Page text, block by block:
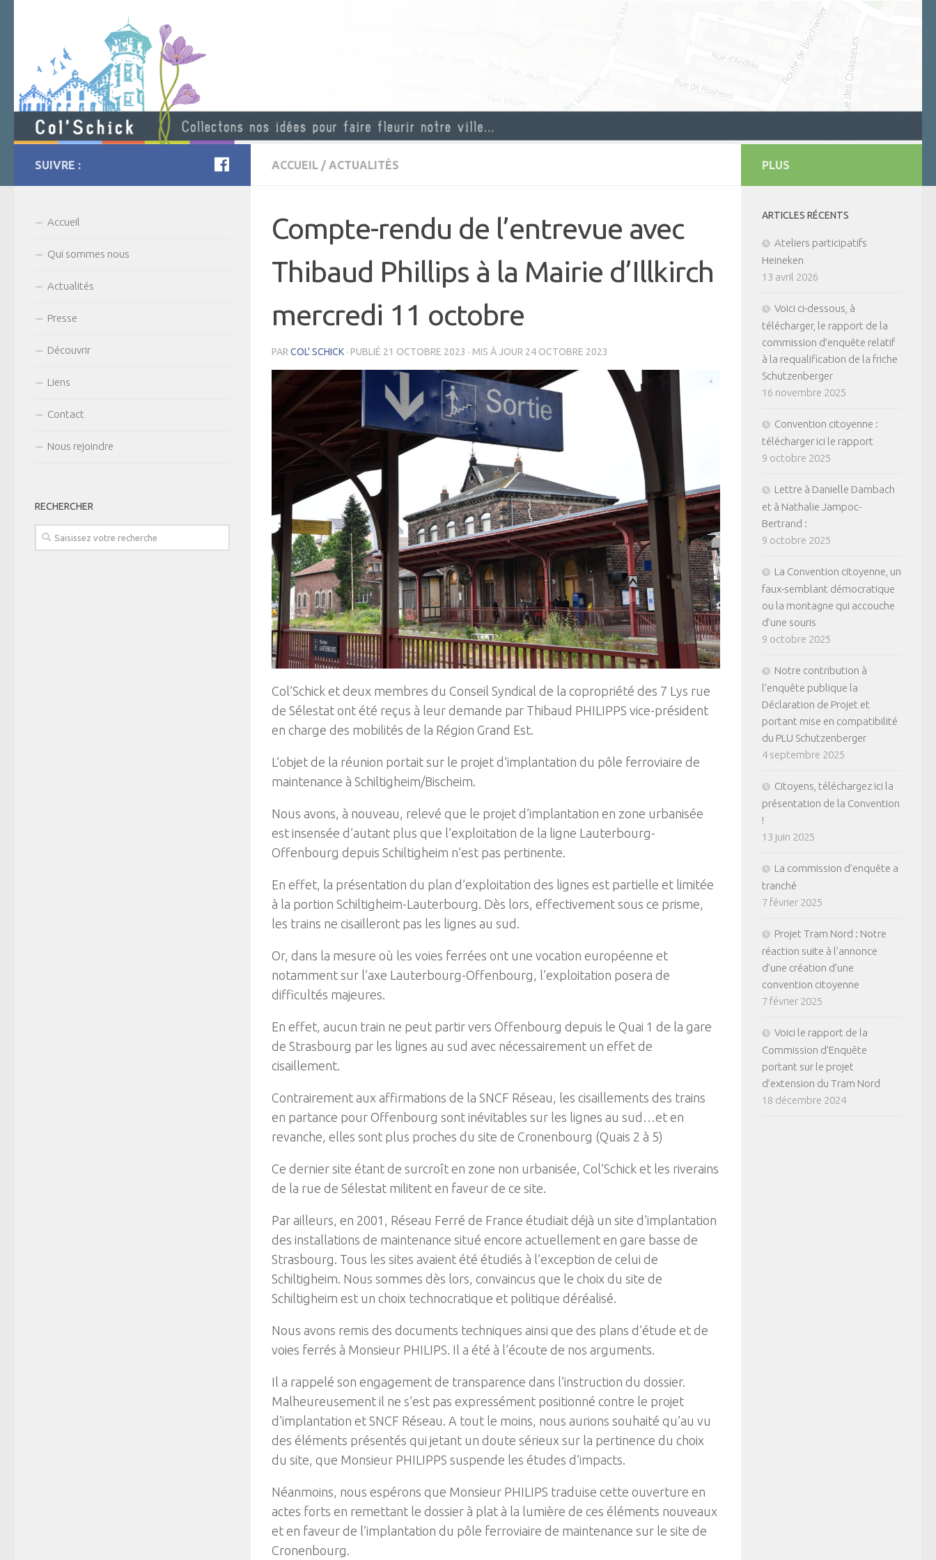
ACCUEIL / ACTUALITÉS
Compte-rendu de l’entrevue avec
Thibaud Phillips à la Mairie d’Illkirch
mercredi 11 octobre
PAR COL' SCHICK · PUBLIÉ 21 OCTOBRE 2023 · MIS À JOUR 24 OCTOBRE 2023
Col’Schick et deux membres du Conseil Syndical de la copropriété des 7 Lys rue
de Sélestat ont été reçus à leur demande par Thibaud PHILIPPS vice-président
en charge des mobilités de la Région Grand Est.
L’objet de la réunion portait sur le projet d’implantation du pôle ferroviaire de
maintenance à Schiltigheim/Bischeim.
Nous avons, à nouveau, relevé que le projet d’implantation en zone urbanisée
est insensée d’autant plus que l’exploitation de la ligne Lauterbourg-
Offenbourg depuis Schiltigheim n’est pas pertinente.
En effet, la présentation du plan d’exploitation des lignes est partielle et limitée
à la portion Schiltigheim-Lauterbourg. Dès lors, effectivement sous ce prisme,
les trains ne cisailleront pas les lignes au sud.
Or, dans la mesure où les voies ferrées ont une vocation européenne et
notamment sur l’axe Lauterbourg-Offenbourg, l’exploitation posera de
difficultés majeures.
En effet, aucun train ne peut partir vers Offenbourg depuis le Quai 1 de la gare
de Strasbourg par les lignes au sud avec nécessairement un effet de
cisaillement.
Contrairement aux affirmations de la SNCF Réseau, les cisaillements des trains
en partance pour Offenbourg sont inévitables sur les lignes au sud…et en
revanche, elles sont plus proches du site de Cronenbourg (Quais 2 à 5)
Ce dernier site étant de surcroît en zone non urbanisée, Col’Schick et les riverains
de la rue de Sélestat militent en faveur de ce site.
Par ailleurs, en 2001, Réseau Ferré de France étudiait déjà un site d’implantation
des installations de maintenance situé encore actuellement en gare basse de
Strasbourg. Tous les sites avaient été étudiés à l’exception de celui de
Schiltigheim. Nous sommes dès lors, convaincus que le choix du site de
Schiltigheim est un choix technocratique et politique déréalisé.
Nous avons remis des documents techniques ainsi que des plans d’étude et de
voies ferrés à Monsieur PHILIPS. Il a été à l’écoute de nos arguments.
Il a rappelé son engagement de transparence dans l’instruction du dossier.
Malheureusement il ne s’est pas expressément positionné contre le projet
d’implantation et SNCF Réseau. A tout le moins, nous aurions souhaité qu’au vu
des éléments présentés qui jetant un doute sérieux sur la pertinence du choix
du site, que Monsieur PHILIPPS suspende les études d’impacts.
Néanmoins, nous espérons que Monsieur PHILIPS traduise cette ouverture en
actes forts en remettant le dossier à plat à la lumière de ces éléments nouveaux
et en faveur de l’implantation du pôle ferroviaire de maintenance sur le site de
Cronenbourg.
SUIVRE :
Accueil
Qui sommes nous
Actualités
Presse
Découvrir
Liens
Contact
Nous rejoindre
RECHERCHER
PLUS
ARTICLES RÉCENTS
Ateliers participatifs
Heineken
13 avril 2026
Voici ci-dessous, à
télécharger, le rapport de la
commission d’enquête relatif
à la requalification de la friche
Schutzenberger
16 novembre 2025
Convention citoyenne :
télécharger ici le rapport
9 octobre 2025
Lettre à Danielle Dambach
et à Nathalie Jampoc-
Bertrand :
9 octobre 2025
La Convention citoyenne, un
faux-semblant démocratique
ou la montagne qui accouche
d’une souris
9 octobre 2025
Notre contribution à
l’enquête publique la
Déclaration de Projet et
portant mise en compatibilité
du PLU Schutzenberger
4 septembre 2025
Citoyens, téléchargez ici la
présentation de la Convention
!
13 juin 2025
La commission d’enquête a
tranché
7 février 2025
Projet Tram Nord : Notre
réaction suite à l’annonce
d’une création d’une
convention citoyenne
7 février 2025
Voici le rapport de la
Commission d’Enquête
portant sur le projet
d’extension du Tram Nord
18 décembre 2024